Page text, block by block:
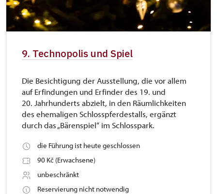
9. Technopolis und Spiel
Die Besichtigung der Ausstellung, die vor allem
auf Erfindungen und Erfinder des 19. und
20. Jahrhunderts abzielt, in den Räumlichkeiten
des ehemaligen Schlosspferdestalls, ergänzt
durch das „Bärenspiel“ im Schlosspark.
die Führung ist heute geschlossen
90 Kč (Erwachsene)
unbeschränkt
Reservierung nicht notwendig